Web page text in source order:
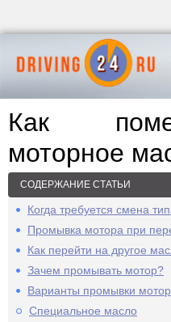
Как
моторное
СОДЕРЖАНИЕ СТАТЬИ
Когда требуется смена
Промывка мотора при
Как перейти на другое
Зачем промывать мотор?
Варианты промывки
Специальное масло